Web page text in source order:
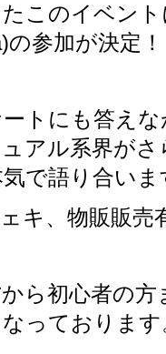
このイベン
参加が決定！
トにも答え
アル系界がさ
で語り合い
キ、物販販売
ら初心者の方
っております